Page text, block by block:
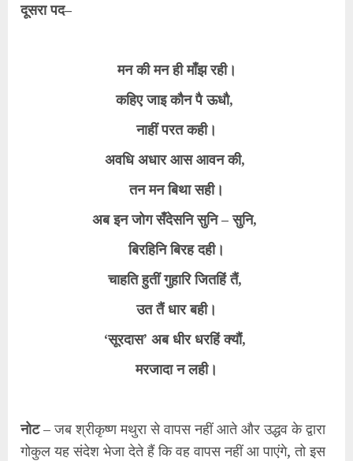
दूसरा पद–
मन की मन ही माँझ रही।
कहिए जाइ कौन पै ऊधौ,
नाहीं परत कही।
अवधि अधार आस आवन की,
तन मन बिथा सही।
अब इन जोग सँदेसनि सुनि – सुनि,
बिरहिनि बिरह दही।
चाहति हुतीं गुहारि जितहिं तैं,
उत तैं धार बही।
‘सूरदास’ अब धीर धरहिं क्यौं,
मरजादा न लही।
नोट– जब श्रीकृष्ण मथुरा से वापस नहीं आते और उद्धव के द्वारा
गोकुल यह संदेश भेजा देते हैं कि वह वापस नहीं आ पाएंगे, तो इस